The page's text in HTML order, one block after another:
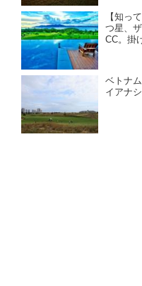
【知っ
つ星、
CC。掛
ベトナ
イアナ